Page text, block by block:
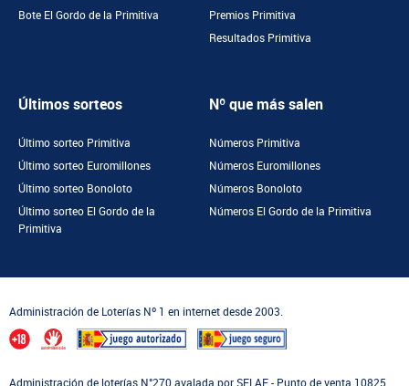
Bote El Gordo de la Primitiva
Premios Primitiva
Resultados Primitiva
Últimos sorteos
Último sorteo Primitiva
Último sorteo Euromillones
Último sorteo Bonoloto
Último sorteo El Gordo de la
Primitiva
Nº que más salen
Números Primitiva
Números Euromillones
Números Bonoloto
Números El Gordo de la Primitiva
Administración de Loterías Nº 1 en internet desde 2003.
Administración de loterías N°270 avalada por SELAE - Punto de venta 10825